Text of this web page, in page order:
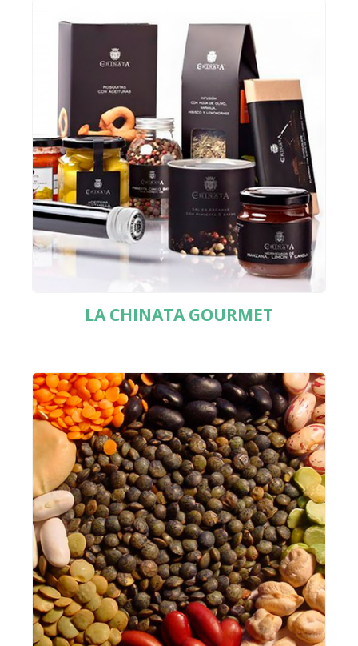
LA CHINATA GOURMET